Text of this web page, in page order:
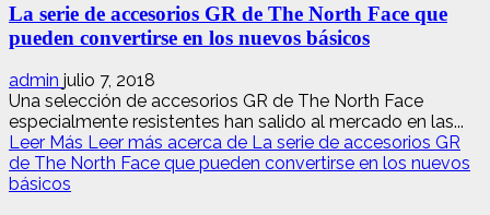
La serie de accesorios GR de The North Face que
pueden convertirse en los nuevos básicos
admin julio 7, 2018
Una selección de accesorios GR de The North Face
especialmente resistentes han salido al mercado en las...
Leer Más Leer más acerca de La serie de accesorios GR
de The North Face que pueden convertirse en los nuevos
básicos